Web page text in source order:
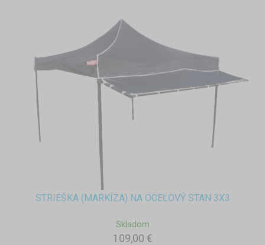
STRIEŠKA (MARKÍZA) NA OCEĽOVÝ STAN 3X3
Skladom
109,00 €